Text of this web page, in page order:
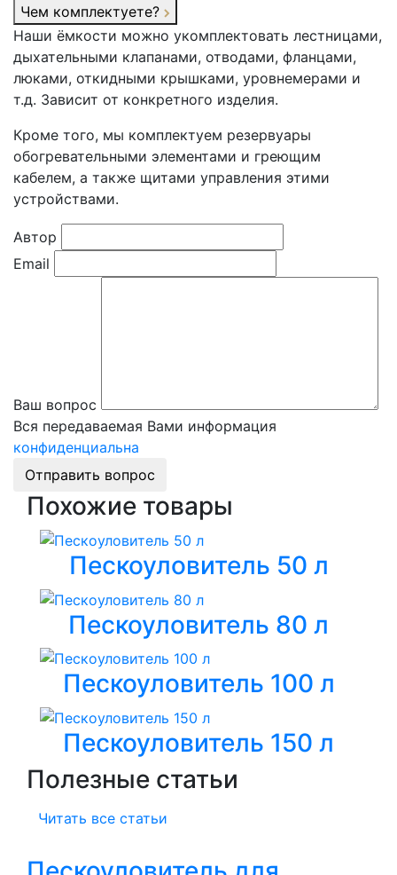
Чем комплектуете?
Наши ёмкости можно укомплектовать лестницами,
дыхательными клапанами, отводами, фланцами,
люками, откидными крышками, уровнемерами и
т.д. Зависит от конкретного изделия.
Кроме того, мы комплектуем резервуары
обогревательными элементами и греющим
кабелем, а также щитами управления этими
устройствами.
Автор
Email
Ваш вопрос
Вся передаваемая Вами информация
конфиденциальна
Отправить вопрос
Похожие товары
Пескоуловитель 50 л
Пескоуловитель 80 л
Пескоуловитель 100 л
Пескоуловитель 150 л
Полезные статьи
Читать все статьи